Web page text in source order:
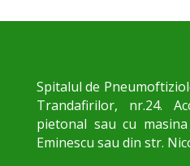
Spitalul de
Trandafirilor, nr.24.
pietonal sau cu
Eminescu sau din str.